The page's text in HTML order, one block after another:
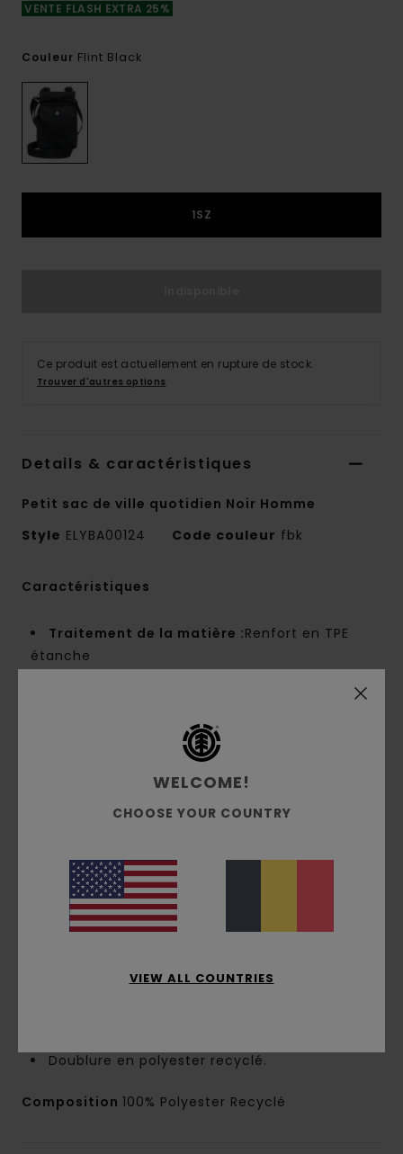
VENTE FLASH EXTRA 25%
Couleur Flint Black
1SZ
Ce produit est actuellement en rupture de stock.
Trouver d'autres options
Details & caractéristiques
Petit sac de ville quotidien Noir Homme
Style ELYBA00124 Code couleur fbk
Caractéristiques
Traitement de la matière :Renfort en TPE
étanche
600T, 312 g/m2
poches avant et arrière zippées, 1 poche latérale
Dimensions :19 cm (H) x 11.5 cm (W) x 3 cm
Compartiment principal en polyester résistant
Bandoulière réglable et amovible
Pochette pour smartphone avec crochets et
Compartiment arrière zippé
Doublure en polyester recyclé.
Composition 100% Polyester Recyclé
WELCOME!
CHOOSE YOUR COUNTRY
VIEW ALL COUNTRIES